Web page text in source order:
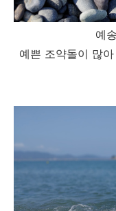
예
예쁜 조약돌이 많